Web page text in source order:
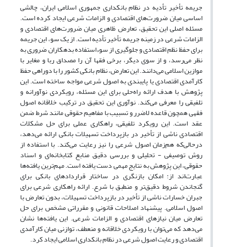
جریمه تأخیر تأدیه در نظام بانکداری جمهوری اسلامی ایران، چالشی
اساسی میان ضرورت‌های اقتصادی و الزامات شرعی ایجاد کرده است.
مسئله اصلی این تحقیق، تعارض ظاهری میان ضرورت‌های اقتصادی و
الزامات شرعی در زمینه جریمه تأخیر تأدیه است. از یک سو، این جریمه
برای حفظ نظم اقتصادی و جلوگیری از سوءاستفاده بدهکاران ضروری به
نظر می‌رسد، و از سوی دیگر، برخی فقها آن را مصداق ربا و مغایر با
موازین اسلامی می‌دانند. این تعارض، نظام بانکی کشور را با دوراهی حفظ
کارآمدی اقتصادی یا پایبندی به اصول شرعی مواجه ساخته است. این
پژوهش با هدف ارائه راه‌حلی برای این مسئله، رویکردی نوآورانه و
تلفیقی را معرفی می‌کند. نوآوری این تحقیق در ترکیب خلاقانه اصول
فقهی همچون قاعده لاضرر و تسبیب با مفاهیم حقوقی مانند شرط ضمن
عقد است. این رویکرد تلفیقی، راهکاری عملی برای حل مشکلات
اقتصادی ناشی از تأخیر در بازپرداخت تسهیلات بانکی ارائه می‌دهد،
درحالی‌که هم‌زمان اصول شرعی را نیز رعایت می‌کند. با استفاده از
روش توصیفی - تحلیلی و بررسی دقیق منابع کتابخانه‌ای و اسناد
حقوقی، این پژوهش به نتایج مهمی دست یافته است. مهم‌ترین یافته‌ها
عبارت‌اند از: امکان بازنگری در ساختار قراردادهای بانکی برای
گنجاندن شروط دقیق‌تر و منطبق با شرع. ارائه راهکاری شرعی برای
جبران خسارات ناشی از تأخیر در بازپرداخت تسهیلات، بدون تعارض با
اصول اسلامی. پیشنهاد اصلاحات قانونی و مقرراتی مشخص برای حل
تعارض میان نیازهای اقتصادی و الزامات شرعی. این یافته‌ها نشان
می‌دهد که می‌توان با رویکردی خلاقانه و منعطف، توازنی میان کارآمدی
اقتصادی و رعایت اصول شرعی در نظام بانکداری اسلامی ایجاد کرد.